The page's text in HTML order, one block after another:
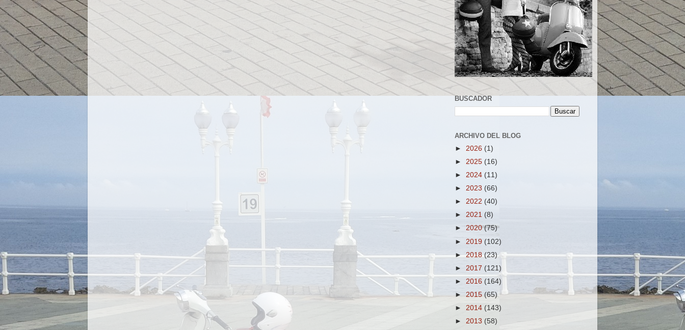
BUSCADOR
ARCHIVO DEL BLOG
► 2026 (1)
► 2025 (16)
► 2024 (11)
► 2023 (66)
► 2022 (40)
► 2021 (8)
► 2020(75)
► 2019 (102)
►2018(23)
► 2017 (121)
► 2016 (164)
► 2015 (65)
► 2014 (143)
► 2013 (58)